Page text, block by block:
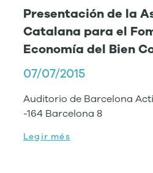
Presentación de la
Catalana para el
Economía del Bien
07/07/2015
Auditorio de Barcelona
-164 Barcelona 8
Legir més